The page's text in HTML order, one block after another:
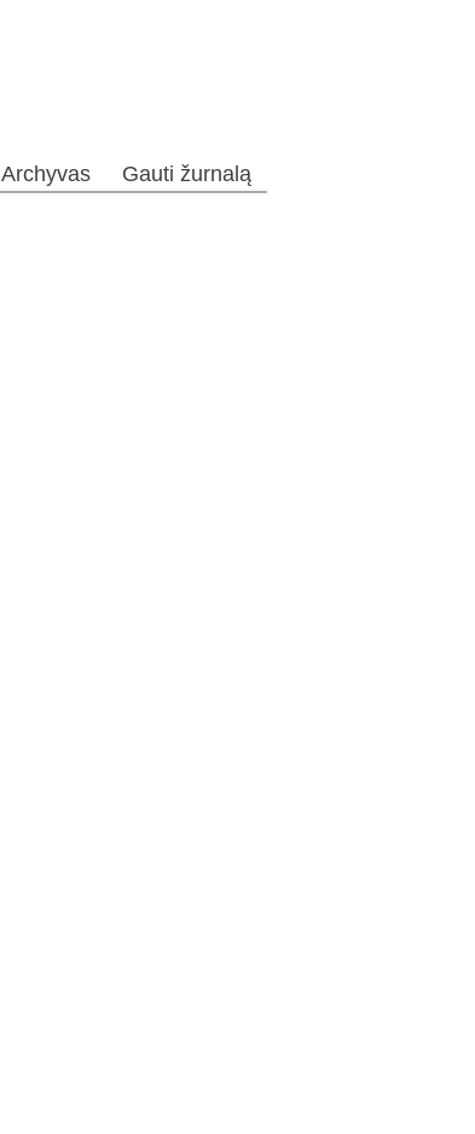
Archyvas Gauti žurnalą